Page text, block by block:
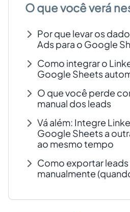
O que você verá
Por que levar os
Ads para o Google
Como integrar o
Google Sheets
O que você perde
manual dos leads
Vá além: Integre
Google Sheets a
ao mesmo tempo
Como exportar
manualmente